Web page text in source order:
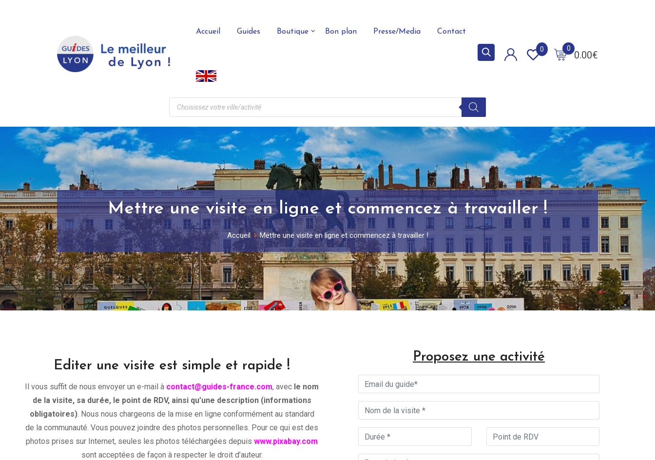
Accueil Guides Boutique Bon plan Presse/Media Contact
0.00€
0
0
Mettre une visite en ligne et commencez à travailler !
Accueil Mettre une visite en ligne et commencez à travailler !
Editer une visite est simple et rapide !
Il vous suffit de nous envoyer un e-mail à contact@guides-france.com, avec le nom
de la visite, sa durée, le point de RDV, ainsi qu’une description (informations
obligatoires). Nous nous chargeons de la mise en ligne conformément au standard
de la communauté. Vous pouvez joindre des photos personnelles. Pour ce qui est des
photos prises sur Internet, seules les photos téléchargées depuis www.pixabay.com
sont acceptées de façon à respecter le droit d’auteur.
Proposez une activité